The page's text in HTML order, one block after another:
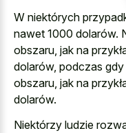
W niektórych
nawet 1000 dolarów.
obszaru, jak na
dolarów, podczas
obszaru, jak na
dolarów.
Niektórzy ludzie